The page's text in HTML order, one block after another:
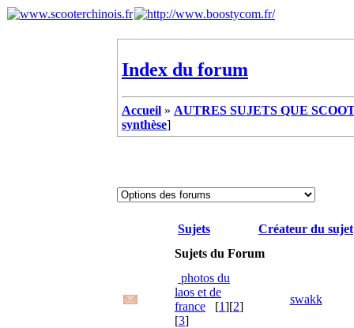
Index du forum
Accueil » AUTRES SUJETS QUE
synthèse]
Sujets
Créateur du sujet
Sujets du Forum
photos du
laos et de
france [1][2]
[3]
swakk